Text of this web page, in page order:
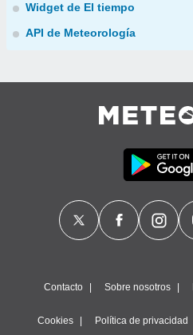
Widget de El tiempo
API de Meteorología
Contacto Sobre nosotros
Cookies Política de privacidad